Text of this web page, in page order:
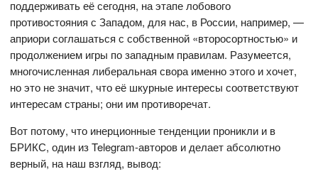
поддерживать её сегодня, на этапе лобового
противостояния с Западом, для нас, в России, например, —
априори соглашаться с собственной «второсортностью» и
продолжением игры по западным правилам. Разумеется,
многочисленная либеральная свора именно этого и хочет,
но это не значит, что её шкурные интересы соответствуют
интересам страны; они им противоречат.
Вот потому, что инерционные тенденции проникли и в
БРИКС, один из Telegram-авторов и делает абсолютно
верный, на наш взгляд, вывод: